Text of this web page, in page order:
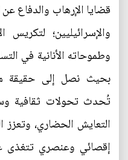
قضايا الإرهاب والدفاع
والإسرائيليين؛ لتكريس
وطموحاته الأنانية في
بحيث نصل إلى حقيقة
تُحدث تحولات ثقافية
التعايش الحضاري، وتعزز
إقصائي وعنصري تتغذى